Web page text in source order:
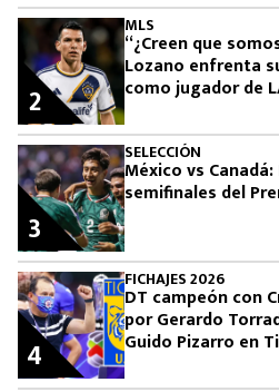
MLS
“¿Creen que
Lozano enfrenta
como jugador de
2
SELECCIÓN
México vs
semifinales del
3
FICHAJES 2026
DT campeón con
por Gerardo
Guido Pizarro en
4